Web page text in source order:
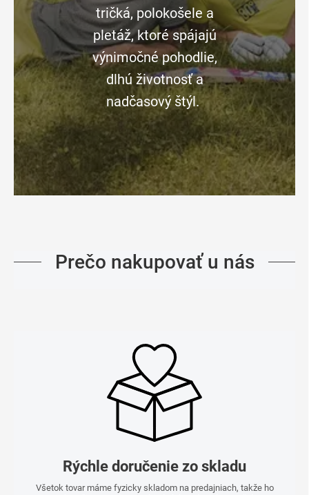
tričká, polokošele a
pletáž, ktoré spájajú
výnimočné pohodlie,
dlhú životnosť a
nadčasový štýl.
Prečo nakupovať u nás
Rýchle doručenie zo skladu
Všetok tovar máme fyzicky skladom na predajniach, takže ho